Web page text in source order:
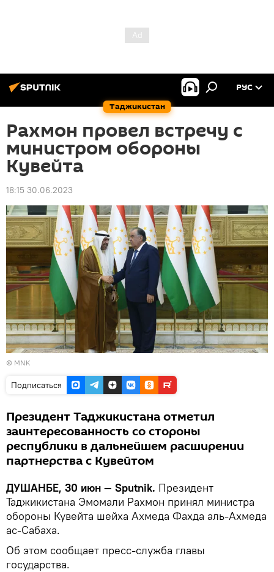
Таджикистан
РУС
Рахмон провел встречу с
министром обороны
Кувейта
18:15 30.06.2023
© MNK
Подписаться
Президент Таджикистана отметил
заинтересованность со стороны
республики в дальнейшем расширении
партнерства с Кувейтом
ДУШАНБЕ, 30 июн — Sputnik. Президент
Таджикистана Эмомали Рахмон принял министра
обороны Кувейта шейха Ахмеда Фахда аль-Ахмеда
ас-Сабаха.
Об этом сообщает пресс-служба главы
государства.